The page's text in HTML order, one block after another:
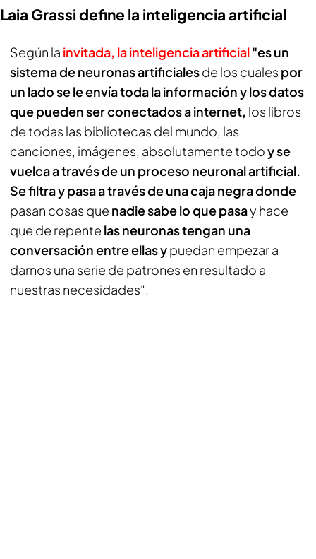
Laia Grassi define la inteligencia artificial
Según la invitada, la inteligencia artificial"es un
sistema de neuronas artificialesde los cuales por
un lado se le envía toda la información y los datos
que pueden ser conectados a internet, los libros
de todas las bibliotecas del mundo, las
canciones, imágenes, absolutamente todoy se
vuelca a través de un proceso neuronal artificial.
Se filtra y pasa a través de una caja negra donde
pasan cosas que nadie sabe lo que pasay hace
que de repente las neuronas tengan una
conversación entre ellas ypuedan empezar a
darnos una serie de patrones en resultado a
nuestras necesidades".